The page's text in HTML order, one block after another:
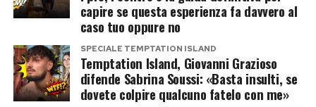
La polemica, infatti, si inserisce in uno scontro
culturale che dura ormai da tempo. J.K. Rowling
è stata più volte contestata per le sue prese di
posizione sul tema dell’identità di genere,
capire se questa esperienza fa davvero al
caso tuo oppure no
SPECIALE TEMPTATION ISLAND
Temptation Island, Giovanni Grazioso
difende Sabrina Soussi: «Basta insulti, se
dovete colpire qualcuno fatelo con me»